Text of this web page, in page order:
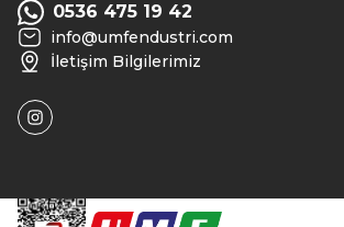
0536 475 19 42
info@umfendustri.com
İletişim Bilgilerimiz